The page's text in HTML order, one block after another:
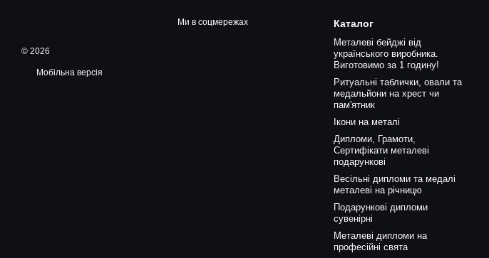
© 2026
Мобільна версія
Ми в соцмережах Каталог
Металеві бейджі від
українського виробника.
Виготовимо за 1 годину!
Ритуальні таблички, овали та
медальйони на хрест чи
пам'ятник
Ікони на металі
Дипломи, Грамоти,
Сертифікати металеві
подарункові
Весільні дипломи та медалі
металеві на річницю
Подарункові дипломи
сувенірні
Металеві дипломи на
професійні свята